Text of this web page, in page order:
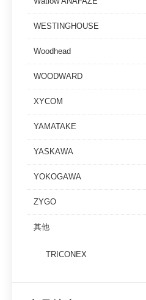
WESTINGHOUSE
Woodhead
WOODWARD
XYCOM
YAMATAKE
YASKAWA
YOKOGAWA
ZYGO
其他
TRICONEX